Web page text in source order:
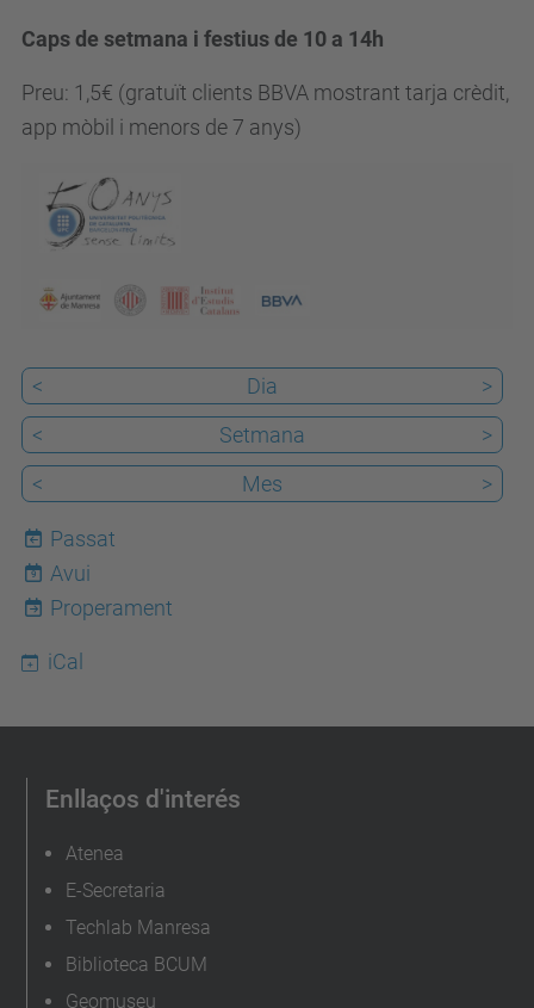
s
i
m
a
t
e
m
a
t
q
Caps de setmana i festius de 10 a 14h
Preu: 1,5€ (gratuït clients BBVA mostrant tarja crèdit,
app mòbil i menors de 7 anys)
< Dia
>
<
Setmana
>
<
Mes >
Passat
9
Avui
Properament
iCal
Enllaços d'interés
Atenea
E-Secretaria
Techlab Manresa
Biblioteca BCUM
Geomuseu